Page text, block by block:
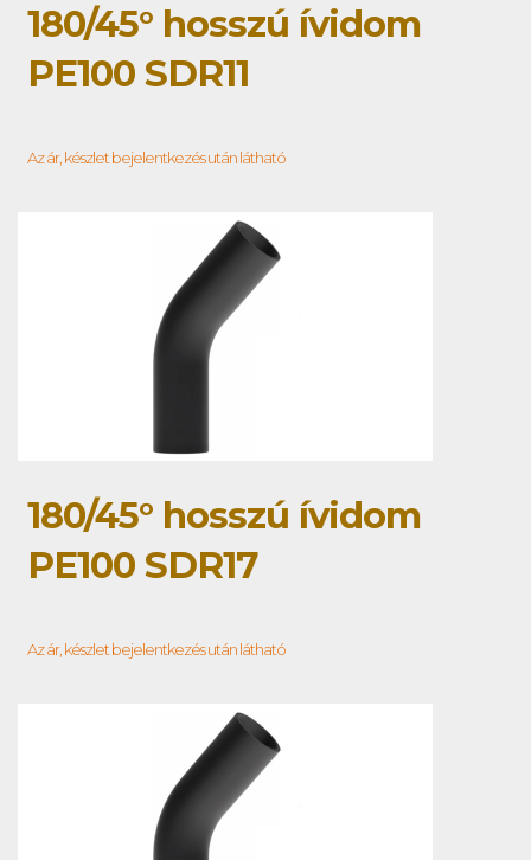
180/45° hosszú ívidom
PE100 SDR11
Az ár, készlet bejelentkezés után látható
180/45° hosszú ívidom
PE100 SDR17
Az ár, készlet bejelentkezés után látható